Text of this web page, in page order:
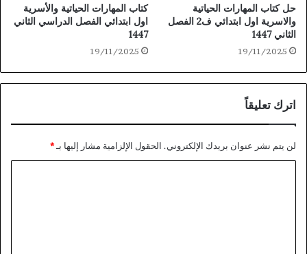
حل كتاب المهارات الحياتية
والاسرية اول ابتدائي ف2 الفصل
الثاني 1447
19/11/2025
كتاب المهارات الحياتية والأسرية
اول ابتدائي الفصل الدراسي الثاني
1447
19/11/2025
اترك تعليقاً
لن يتم نشر عنوان بريدك الإلكتروني. الحقول الإلزامية مشار إليها بـ*